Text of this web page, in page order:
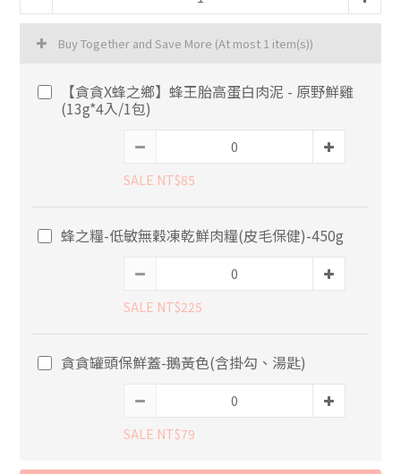
Buy Together and Save More (At most 1 item(s))
【貪貪X蜂之鄉】蜂王胎高蛋白肉泥 - 原野鮮雞
(13g*4入/1包)
SALE NT$85
蜂之糧-低敏無穀凍乾鮮肉糧(皮毛保健)-450g
SALE NT$225
貪貪罐頭保鮮蓋-鵝黃色(含掛勾、湯匙)
SALE NT$79